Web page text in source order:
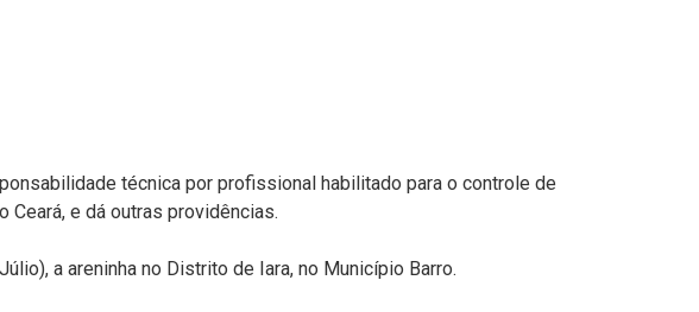
técnica por profissional habilitado para o controle de
e dá outras providências.
a areninha no Distrito de Iara, no Município Barro.